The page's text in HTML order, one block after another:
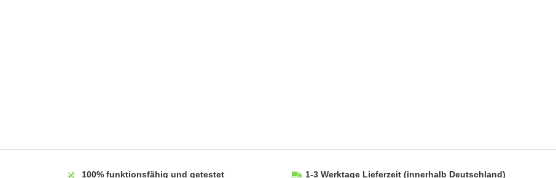
100% funktionsfähig und getestet 1-3 Werktage Lieferzeit (innerhalb Deutschland)